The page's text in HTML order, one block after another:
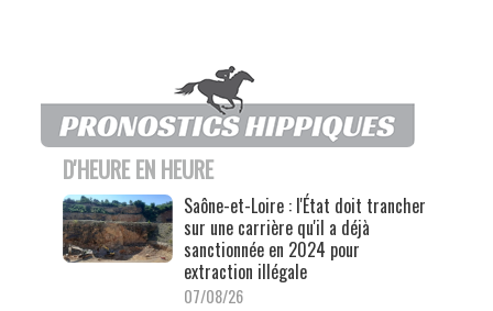
D'HEURE EN HEURE
Saône-et-Loire : l'État doit trancher
sur une carrière qu'il a déjà
sanctionnée en 2024 pour
extraction illégale
07/08/26